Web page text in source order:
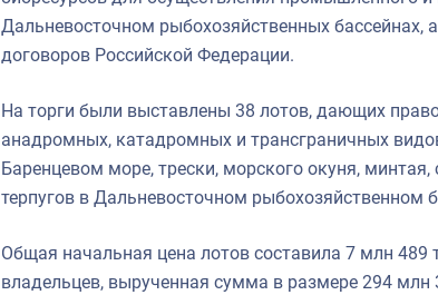
Дальневосточном рыбохозяйственных
договоров Российской Федерации.
На торги были выставлены 38 лотов, дающих
анадромных, катадромных и трансграничных
Баренцевом море, трески, морского окуня,
терпугов в Дальневосточном рыбохозяйственном
Общая начальная цена лотов составила 7 млн 489
владельцев, вырученная сумма в размере 294 млн